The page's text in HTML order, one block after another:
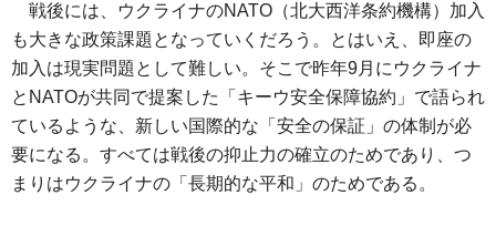
戦後には、ウクライナのNATO（北大西洋条約機構）加入
も大きな政策課題となっていくだろう。とはいえ、即座の
加入は現実問題として難しい。そこで昨年9月にウクライナ
とNATOが共同で提案した「キーウ安全保障協約」で語られ
ているような、新しい国際的な「安全の保証」の体制が必
要になる。すべては戦後の抑止力の確立のためであり、つ
まりはウクライナの「長期的な平和」のためである。